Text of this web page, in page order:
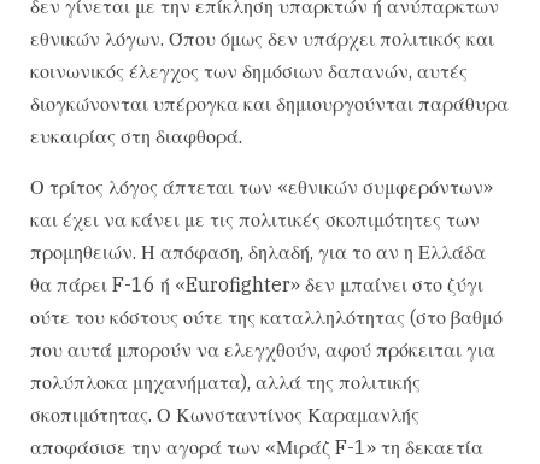
δεν γίνεται με την επίκληση υπαρκτών ή ανύπαρκτων
εθνικών λόγων. Όπου όμως δεν υπάρχει πολιτικός και
κοινωνικός έλεγχος των δημόσιων δαπανών, αυτές
διογκώνονται υπέρογκα και δημιουργούνται παράθυρα
ευκαιρίας στη διαφθορά.
Ο τρίτος λόγος άπτεται των «εθνικών συμφερόντων»
και έχει να κάνει με τις πολιτικές σκοπιμότητες των
προμηθειών. Η απόφαση, δηλαδή, για το αν η Ελλάδα
θα πάρει F-16 ή «Eurofighter» δεν μπαίνει στο ζύγι
ούτε του κόστους ούτε της καταλληλότητας (στο βαθμό
που αυτά μπορούν να ελεγχθούν, αφού πρόκειται για
πολύπλοκα μηχανήματα), αλλά της πολιτικής
σκοπιμότητας. Ο Κωνσταντίνος Καραμανλής
αποφάσισε την αγορά των «Μιράζ F-1» τη δεκαετία